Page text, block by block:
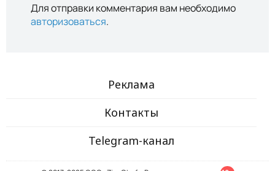
Для отправки комментария вам необходимо
авторизоваться.
Реклама
Контакты
Telegram-канал